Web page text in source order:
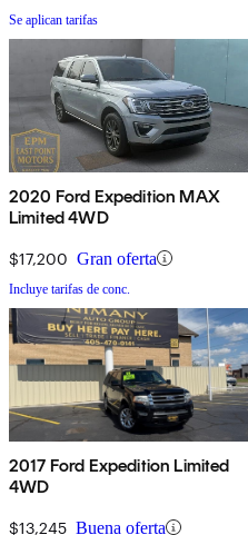
Se aplican tarifas
2020 Ford Expedition MAX
Limited 4WD
$17,200 Gran oferta
Incluye tarifas de conc.
2017 Ford Expedition Limited
4WD
$13,245 Buena oferta